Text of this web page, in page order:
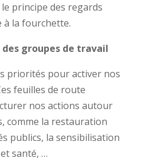
principe des regards
à la fourchette.
groupes de travail
priorités pour activer nos
feuilles de route
nos actions autour
comme la restauration
publics, la sensibilisation
santé, …